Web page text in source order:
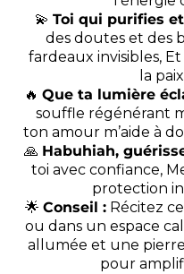
💫 Toi qui purifies
des doutes et des
fardeaux invisibles,
la
🔥 Que ta lumière
souffle régénérant
ton amour m’aide à
🙏 Habuhiah,
toi avec confiance,
protection
🌟 Conseil :Récitez
ou dans un espace
allumée et une
pour